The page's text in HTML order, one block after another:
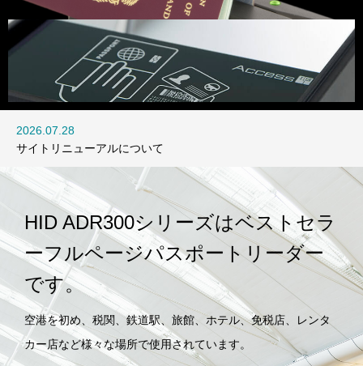
2026.07.28
サイトリニューアルについて
HID ADR300シリーズはベストセラ
ーフルページパスポートリーダー
です。
空港を初め、税関、鉄道駅、旅館、ホテル、免税店、レンタ
カー店など様々な場所で使用されています。